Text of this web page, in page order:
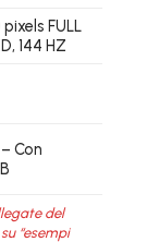
FULL
144 HZ
Con
del
“esempi